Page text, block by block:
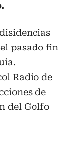
pasado fin
Radio de
de
del Golfo